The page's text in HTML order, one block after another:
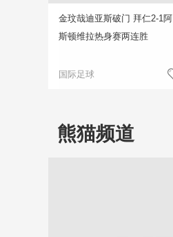
金玟哉迪亚斯破门 拜仁2-1阿
斯顿维拉热身赛两连胜
国际足球
熊猫频道